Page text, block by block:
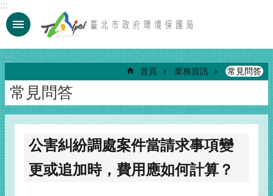
跳到主要內容區塊
:::
:::
首頁 業務資訊 常見問答
常見問答
公害糾紛調處案件當請求事項變
更或追加時，費用應如何計算？